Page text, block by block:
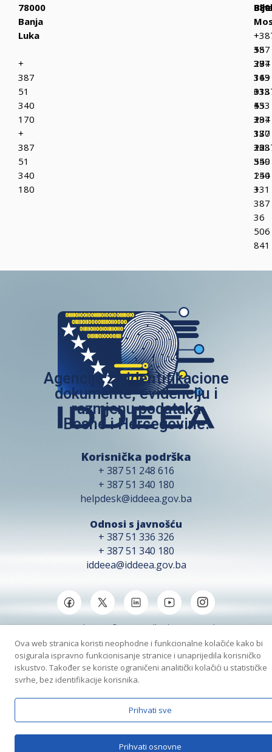
78000
Banja
Luka
+
387
51
340
170
+
387
51
340
180
+
387
37
319
013
+
387
37
223
349
+
387
36
333
433
+
387
36
550
150
+
387
36
506
841
55
294
143
55
294
130
55
244
331
Agencija za identifikacione
dokumente, evidenciju i
razmjenu podataka
Bosne i Hercegovine.
Korisnička podrška
+ 387 51 248 616
+ 387 51 340 180
helpdesk@iddeea.gov.ba
Odnosi s javnošću
+ 387 51 336 326
+ 387 51 340 180
iddeea@iddeea.gov.ba
Copyright 2026 © IDDEEA all rights reserved.
Ova web stranica koristi neophodne i funkcionalne kolačiće kako bi
osigurala ispravno funkcionisanje stranice i unaprijedila korisničko
iskustvo. Također se koriste ograničeni analitički kolačići u statističke
svrhe, bez identifikacije korisnika.
Prihvati sve
Prihvati osnovne